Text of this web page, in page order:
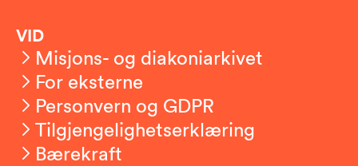
VID
Misjons- og diakoniarkivet
For eksterne
Personvern og GDPR
Tilgjengelighetserklæring
Bærekraft